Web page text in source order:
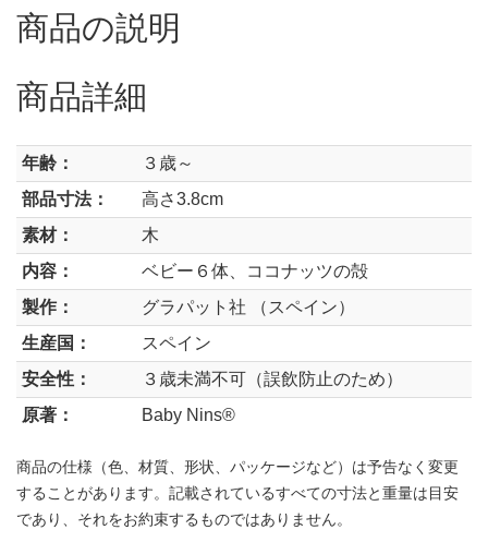
商品の説明
商品詳細
年齢：
３歳～
部品寸法：
高さ3.8cm
素材：
木
内容：
ベビー６体、ココナッツの殻
製作：
グラパット社 （スペイン）
生産国：
スペイン
安全性：
３歳未満不可（誤飲防止のため）
原著：
Baby Nins®
商品の仕様（色、材質、形状、パッケージなど）は予告なく変更
することがあります。記載されているすべての寸法と重量は目安
であり、それをお約束するものではありません。